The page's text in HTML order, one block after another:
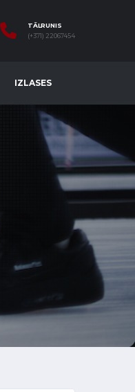
TĀLRUNIS
(+371) 22067454
IZLASES